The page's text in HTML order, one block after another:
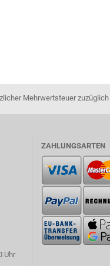
Mehrwertsteuer zuzüglich
Uhr
ZAHLUNGSARTEN